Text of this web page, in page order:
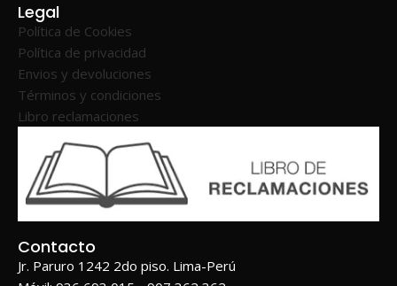
Legal
Política de Cookies
Política de privacidad
Envios y devoluciones
Términos y condiciones
Libro reclamaciones
Contacto
Jr. Paruro 1242 2do piso. Lima-Perú